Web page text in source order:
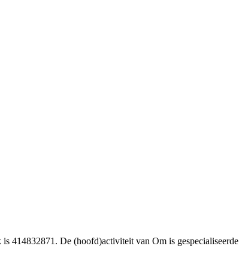
414832871. De (hoofd)activiteit van Om is gespecialiseerde